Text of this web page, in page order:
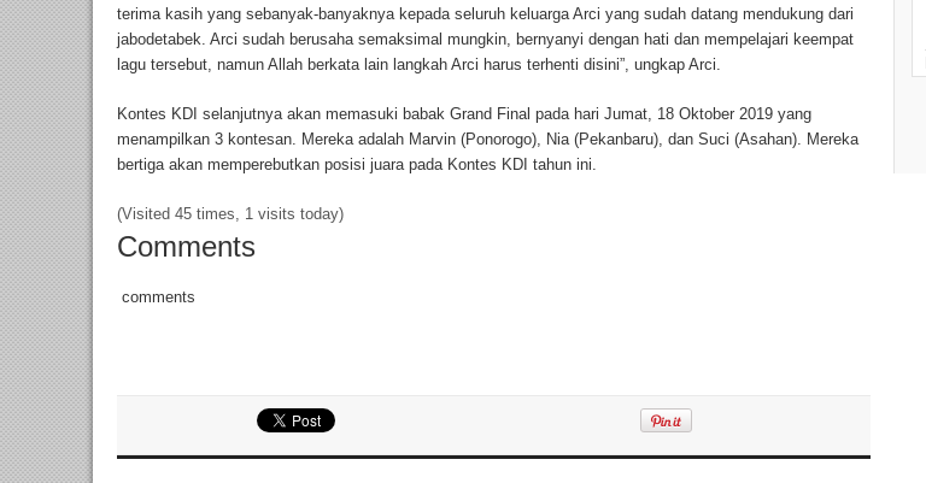
terima kasih yang sebanyak-banyaknya kepada seluruh keluarga Arci yang sudah datang mendukung dari
jabodetabek. Arci sudah berusaha semaksimal mungkin, bernyanyi dengan hati dan mempelajari keempat
lagu tersebut, namun Allah berkata lain langkah Arci harus terhenti disini”, ungkap Arci.
Kontes KDI selanjutnya akan memasuki babak Grand Final pada hari Jumat, 18 Oktober 2019 yang
menampilkan 3 kontesan. Mereka adalah Marvin (Ponorogo), Nia (Pekanbaru), dan Suci (Asahan). Mereka
bertiga akan memperebutkan posisi juara pada Kontes KDI tahun ini.
(Visited 45 times, 1 visits today)
Comments
comments